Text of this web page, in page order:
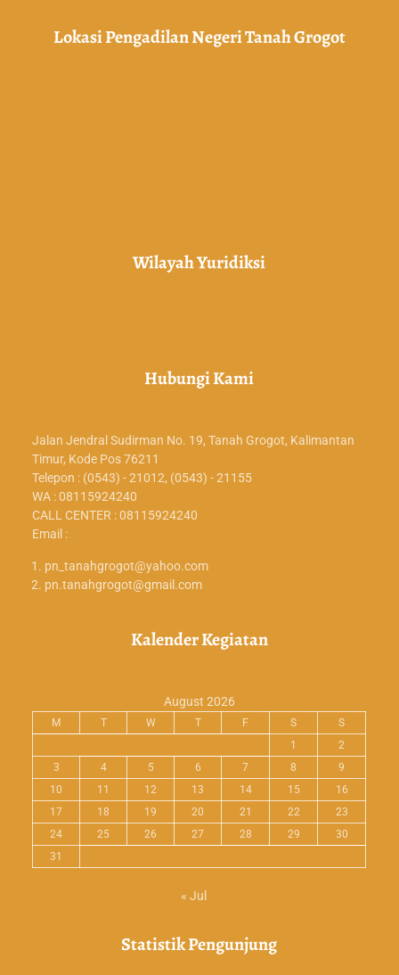
Lokasi Pengadilan Negeri Tanah Grogot
Wilayah Yuridiksi
Hubungi Kami
Jalan Jendral Sudirman No. 19, Tanah Grogot, Kalimantan
Timur, Kode Pos 76211
Telepon : (0543) - 21012, (0543) - 21155
WA : 08115924240
CALL CENTER : 08115924240
Email :
pn_tanahgrogot@yahoo.com
pn.tanahgrogot@gmail.com
Kalender Kegiatan
August 2026
M T W T F S
S
1
2
3
4 5 6 7 8
9
10
11 12 13 14 15
16
17
18 19 20 21 22
23
24
25 26 27 28 29
30
31
« Jul
Statistik Pengunjung